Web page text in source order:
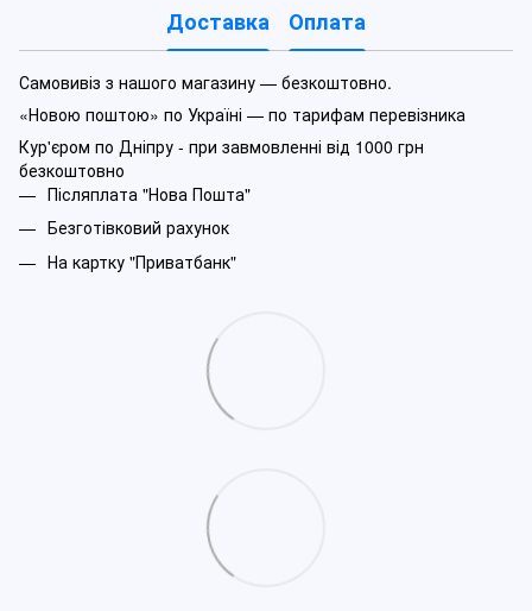
Доставка Оплата
Самовивіз з нашого магазину — безкоштовно.
«Новою поштою» по Україні — по тарифам перевізника
Кур'єром по Дніпру - при завмовленні від 1000 грн
безкоштовно
Післяплата "Нова Пошта"
Безготівковий рахунок
На картку "Приватбанк"